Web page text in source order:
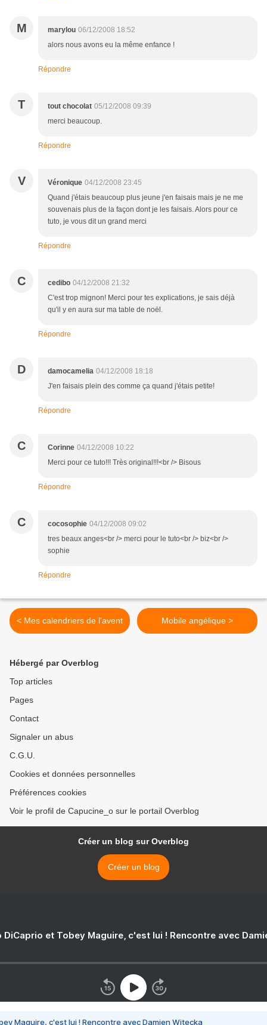
M marylou 06/12/2008 18:52
alors nous avons eu la même enfance !
Répondre
T tout chocolat 05/12/2008 09:39
merci beaucoup.
Répondre
V Véronique 04/12/2008 23:45
Quand j'étais beaucoup plus jeune j'en faisais mais je ne me
souvenais plus de la façon dont je les faisais. Alors pour ce
tuto, je vous dit un grand merci
Répondre
C cedibo 04/12/2008 21:32
C'est trop mignon! Merci pour tes explications, je sais déjà
qu'il y en aura sur ma table de noël.
Répondre
D damocamelia 04/12/2008 18:18
J'en faisais plein des comme ça quand j'étais petite!
Répondre
C Corinne 04/12/2008 10:22
Merci pour ce tuto!!! Très original!!!<br /> Bisous
Répondre
C cocosophie 04/12/2008 09:02
tres beaux anges<br /> merci pour le tuto<br /> biz<br />
sophie
Répondre
< Mes calendriers de l'avent Mobile angélique >
Hébergé par Overblog
Top articles
Pages
Contact
Signaler un abus
C.G.U.
Cookies et données personnelles
Préférences cookies
Voir le profil de Capucine_o sur le portail Overblog
Créer un blog sur Overblog
Créer un blog
DiCaprio et Tobey Maguire, c'est lui ! Rencontre avec
Maguire, c'est lui ! Rencontre avec Damien Witecka